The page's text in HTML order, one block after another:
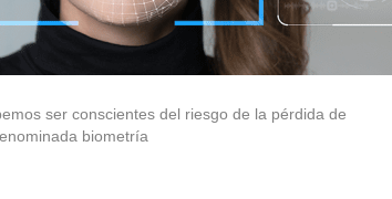
ser conscientes del riesgo de la pérdida de
biometría